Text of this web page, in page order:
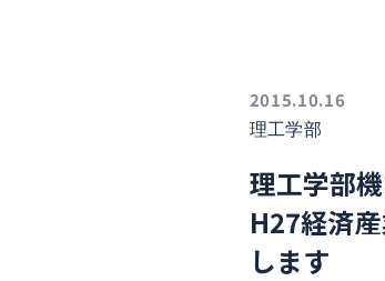
2015.10.16
理工学部
理工学部
H27経済
します